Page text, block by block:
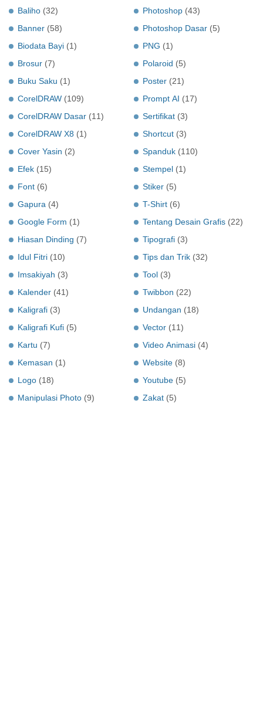
Baliho (32)
Banner (58)
Biodata Bayi (1)
Brosur (7)
Buku Saku (1)
CorelDRAW (109)
CorelDRAW Dasar (11)
CorelDRAW X8 (1)
Cover Yasin (2)
Efek (15)
Font (6)
Gapura (4)
Google Form (1)
Hiasan Dinding (7)
Idul Fitri (10)
Imsakiyah (3)
Kalender (41)
Kaligrafi (3)
Kaligrafi Kufi (5)
Kartu (7)
Kemasan (1)
Logo (18)
Manipulasi Photo (9)
Photoshop (43)
Photoshop Dasar (5)
PNG (1)
Polaroid (5)
Poster (21)
Prompt AI (17)
Sertifikat (3)
Shortcut (3)
Spanduk (110)
Stempel (1)
Stiker (5)
T-Shirt (6)
Tentang Desain Grafis (22)
Tipografi (3)
Tips dan Trik (32)
Tool (3)
Twibbon (22)
Undangan (18)
Vector (11)
Video Animasi (4)
Website (8)
Youtube (5)
Zakat (5)